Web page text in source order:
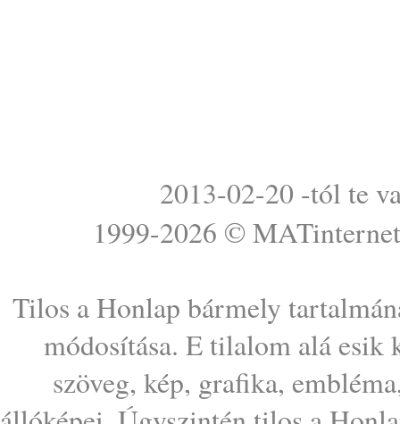
2013-02-20 -tól te
1999-2026 © MATinternet
Tilos a Honlap bármely
módosítása. E tilalom alá esik
szöveg, kép, grafika,